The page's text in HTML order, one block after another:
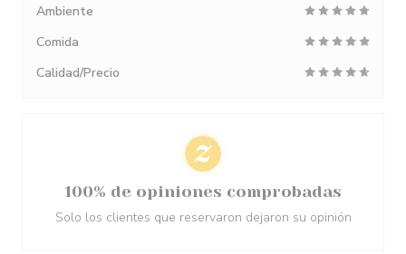
Ambiente
Comida
Calidad/Precio
100% de opiniones comprobadas
Solo los clientes que reservaron dejaron su opinión